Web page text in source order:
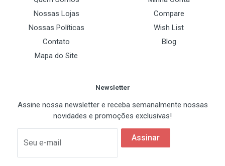
Nossas Lojas
Nossas Políticas
Contato
Mapa do Site
Compare
Wish List
Blog
Newsletter
Assine nossa newsletter e receba semanalmente nossas
novidades e promoções exclusivas!
Seu e-mail
Assinar